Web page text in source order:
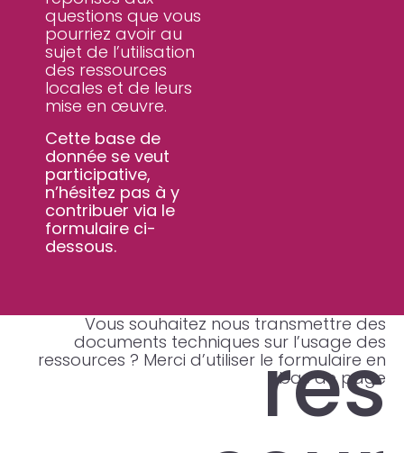
questions que vous
pourriez avoir au
sujet de l’utilisation
des ressources
locales et de leurs
mise en œuvre.
Cette base de
donnée se veut
participative,
n’hésitez pas à y
contribuer via le
formulaire ci-
dessous.
res
Vous souhaitez nous transmettre des
documents techniques sur l’usage des
ressources ? Merci d’utiliser le formulaire en
bas de page